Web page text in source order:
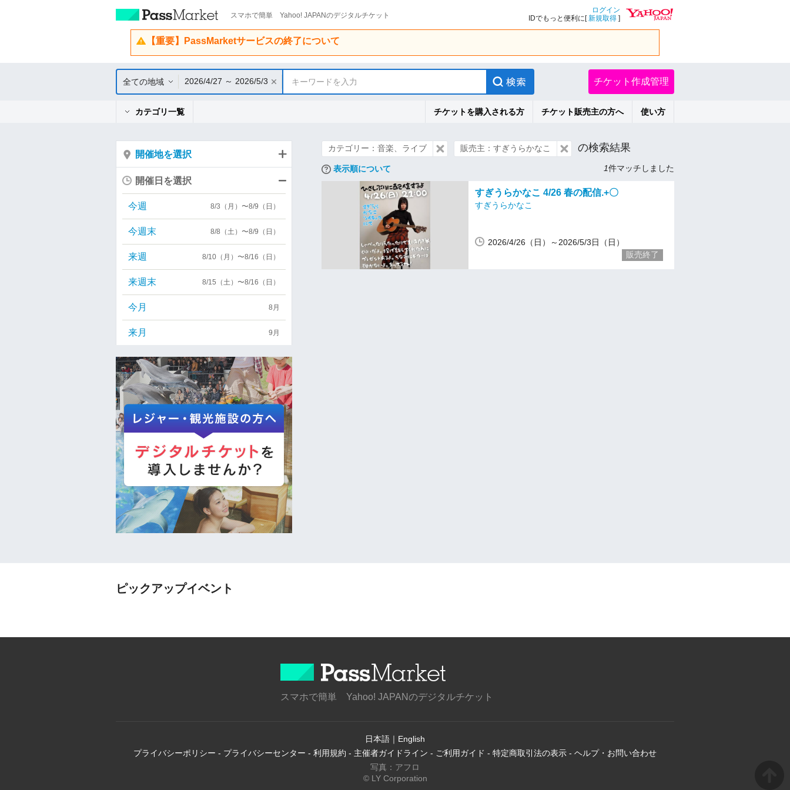
スマホで簡単 Yahoo! JAPANのデジタルチケット
ログイン
IDでもっと便利に[新規取得 ]
【重要】PassMarketサービスの終了について
全ての地域 2026/4/27 ～ 2026/5/3 キーワードを入力 チケット作成管理
カテゴリ一覧 チケットを購入される方 チケット販売主の方へ 使い方
カテゴリー：音楽、ライブ 販売主：すぎうらかなこ の検索結果
表示順について 1件マッチしました
すぎうらかなこ 4/26 春の配信.+〇
すぎうらかなこ
2026/4/26（日）～2026/5/3日（日）
販売終了
開催地を選択
開催日を選択
今週 8/3（月）〜8/9（日）
今週末 8/8（土）〜8/9（日）
来週 8/10（月）〜8/16（日）
来週末 8/15（土）〜8/16（日）
今月 8月
来月 9月
ピックアップイベント
スマホで簡単 Yahoo! JAPANのデジタルチケット
日本語 ｜ English
プライバシーポリシー - プライバシーセンター - 利用規約 - 主催者ガイドライン - ご利用ガイド - 特定商取引法の表示 - ヘルプ・お問い合わせ
写真：アフロ
© LY Corporation